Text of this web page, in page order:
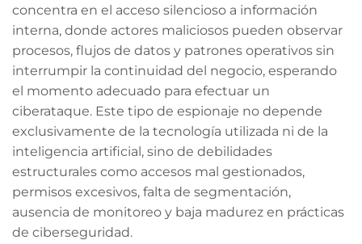
concentra en el acceso silencioso a información
interna, donde actores maliciosos pueden observar
procesos, flujos de datos y patrones operativos sin
interrumpir la continuidad del negocio, esperando
el momento adecuado para efectuar un
ciberataque. Este tipo de espionaje no depende
exclusivamente de la tecnología utilizada ni de la
inteligencia artificial, sino de debilidades
estructurales como accesos mal gestionados,
permisos excesivos, falta de segmentación,
ausencia de monitoreo y baja madurez en prácticas
de ciberseguridad.